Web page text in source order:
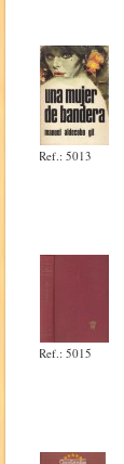
Ref.: 5013
Ref.: 5015